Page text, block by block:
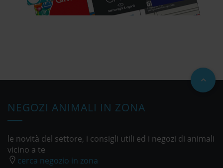
NEGOZI ANIMALI IN ZONA
le novità del settore, i consigli utili ed i negozi di animali
vicino a te
cerca negozio in zona